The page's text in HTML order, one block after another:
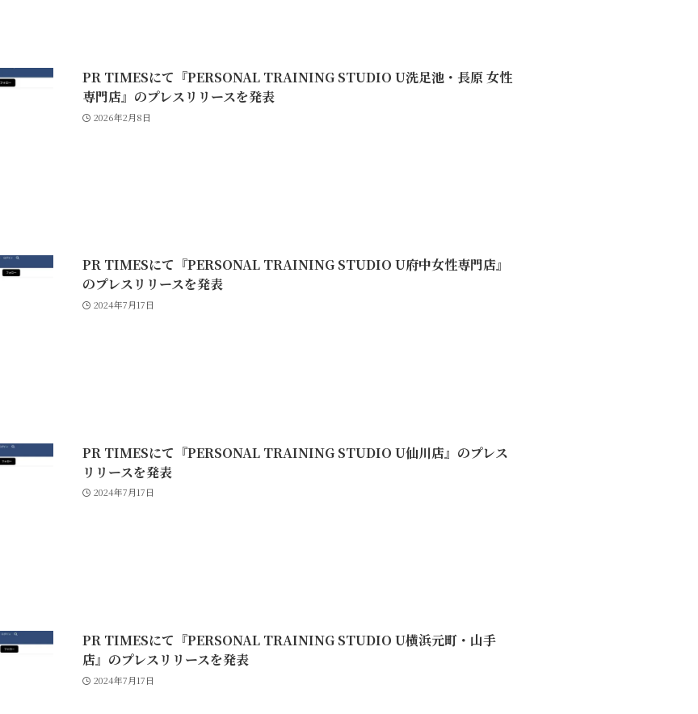
PR TIMESにて『PERSONAL TRAINING STUDIO U洗足池・長原 女性
専門店』のプレスリリースを発表
2026年2月8日
PR TIMESにて『PERSONAL TRAINING STUDIO U府中女性専門店』
のプレスリリースを発表
2024年7月17日
PR TIMESにて『PERSONAL TRAINING STUDIO U仙川店』のプレス
リリースを発表
2024年7月17日
PR TIMESにて『PERSONAL TRAINING STUDIO U横浜元町・山手
店』のプレスリリースを発表
2024年7月17日